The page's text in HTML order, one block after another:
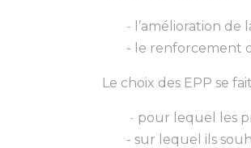
- l’amélioration de
- le renforcement
Le choix des EPP se
- pour lequel les
- sur lequel ils